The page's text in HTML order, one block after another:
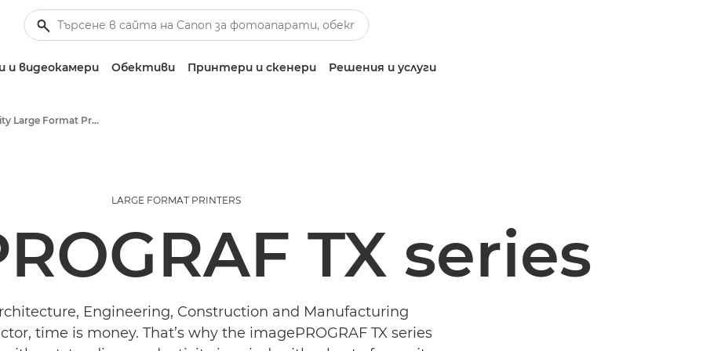
видеокамери Обективи Принтери и скенери Решения и услуги
High-Quality Large Format Printers for CAD/GIS and Stunning Graphics
LARGE FORMAT PRINTERS
TX series
Engineering, Construction and Manufacturing
time is money. That’s why the imagePROGRAF TX series